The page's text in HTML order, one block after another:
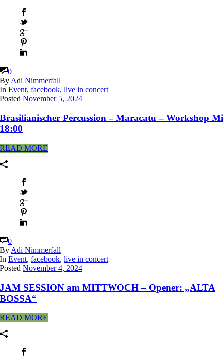
0
ByAdi Nimmerfall
In Event, facebook, live in concert
Posted November 5, 2024
Brasilianischer Percussion – Maracatu – Workshop Mi
18:00
READ MORE
0
By Adi Nimmerfall
In Event, facebook, live in concert
Posted November 4, 2024
JAM SESSION am MITTWOCH – Opener: „ALTA
BOSSA“
READ MORE